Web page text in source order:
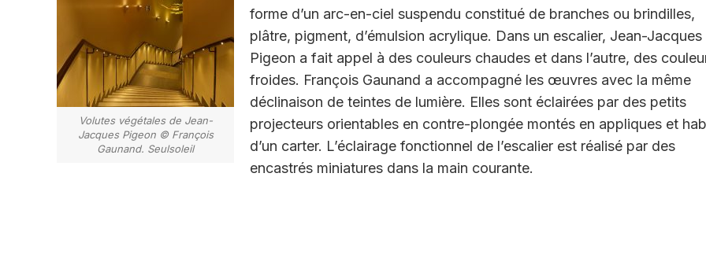
Volutes végétales de Jean-
Jacques Pigeon © François
Gaunand. Seulsoleil
forme d’un arc-en-ciel suspendu constitué de branches ou brindilles,
plâtre, pigment, d’émulsion acrylique. Dans un escalier, Jean-Jacques
Pigeon a fait appel à des couleurs chaudes et dans l’autre, des
froides. François Gaunand a accompagné les œuvres avec la même
déclinaison de teintes de lumière. Elles sont éclairées par des petits
projecteurs orientables en contre-plongée montés en appliques et
d’un carter. L’éclairage fonctionnel de l’escalier est réalisé par des
encastrés miniatures dans la main courante.